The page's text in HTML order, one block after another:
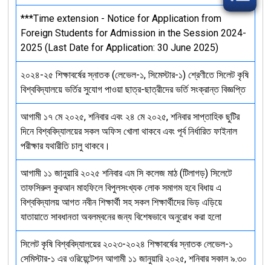
***Time extension - Notice for Application from
Foreign Students for Admission in the Session 2024-
2025 (Last Date for Application: 30 June 2025)
২০২৪-২৫ শিক্ষাবর্ষের স্নাতক (লেভেল-১, সিমেস্টার-১) শ্রেণীতে সিলেট কৃষি
বিশ্ববিদ্যালয়ে ভর্তির সুযোগ পাওয়া ছাত্র-ছাত্রীদের ভর্তি সংক্রান্ত বিজ্ঞপ্তি
আগামী ১৭ মে ২০২৫, শনিবার এবং ২৪ মে ২০২৫, শনিবার সাপ্তাহিক ছুটির
দিনে বিশ্ববিদ্যালয়ের সকল অফিস খোলা থাকবে এবং পূর্ব নির্ধারিত ফাইনাল
পরীক্ষার যথারীতি চালু থাকবে।
আগামী ১১ জানুয়ারি ২০২৫ শনিবার এম সি কলেজ মাঠ (টিলাগড়) সিলেটে
তাফসিরুল কুরআন মাহফিলে বিপুলসংখ্যক লোক সমাগম হবে বিধায় এ
বিশ্ববিদ্যালয় আগত নবীন শিক্ষার্থী সহ সকল শিক্ষার্থীদের ভিড় এড়িয়ে
যাতায়াতে সাবধানতা অবলম্বনের জন্য বিশেষভাবে অনুরোধ করা হলো
সিলেট কৃষি বিশ্ববিদ্যালয়ের ২০২৩-২০২৪ শিক্ষাবর্ষের স্নাতক লেভেল-১
সেমিস্টার-১ এর ওরিয়েন্টেশন আগামী ১১ জানুয়ারি ২০২৫, শনিবার সকাল ৯.৩০